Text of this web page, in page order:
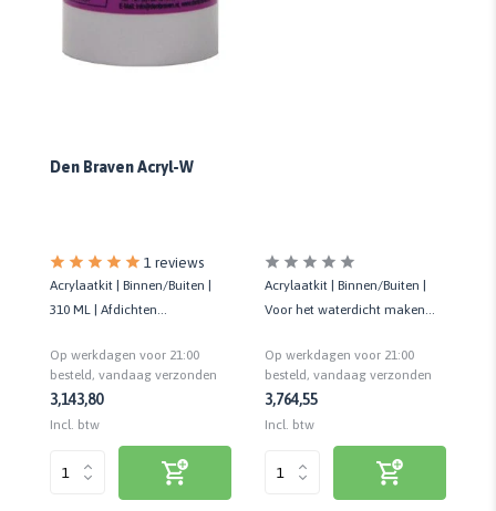
Den Braven Acryl-W
1 reviews
Acrylaatkit | Binnen/Buiten |
310 ML | Afdichten
Regenbestendig
Op werkdagen voor 21:00
besteld, vandaag verzonden
3,143,80
Incl. btw
Acrylaatkit | Binnen/Buiten |
Voor het waterdicht maken
ML
Op werkdagen voor 21:00
besteld, vandaag verzonden
3,764,55
Incl. btw